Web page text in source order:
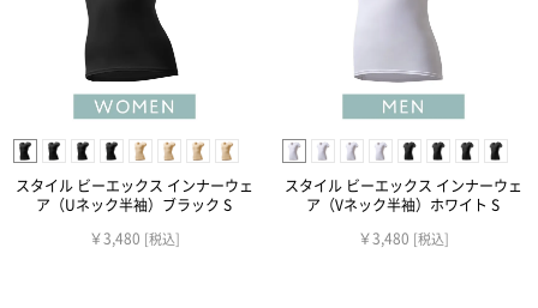
スタイル ビーエックス インナーウェ
ア（Uネック半袖）ブラック S
￥3,480 [税込]
スタイル ビーエックス インナーウェ
ア（Vネック半袖）ホワイト S
￥3,480 [税込]